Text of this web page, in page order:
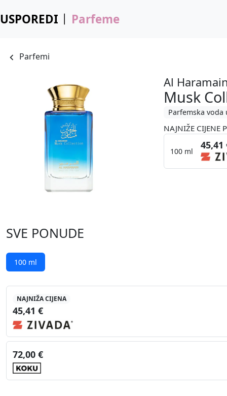
USPOREDI Parfeme
Parfemi
Al
Musk
Parfemska voda
NAJNIŽE CIJENE
100 ml
45,41
SVE PONUDE
100 ml
NAJNIŽA CIJENA
45,41 €
72,00 €